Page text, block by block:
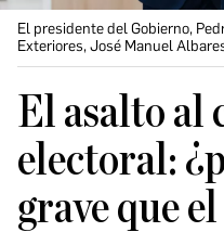
El presidente del Gobierno,
Exteriores, José Manuel
El asalto al
electoral:
grave que